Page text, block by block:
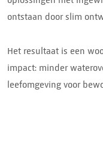
ontstaan door slim
Het resultaat is een
impact: minder
leefomgeving voor